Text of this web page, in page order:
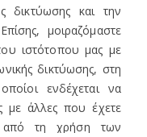
ενδυμάτων
δικτύωσης και την
μοιραζόμαστε
ιστότοπου μας με
δικτύωσης, στη
ενδέχεται να
με άλλες που έχετε
από τη χρήση των